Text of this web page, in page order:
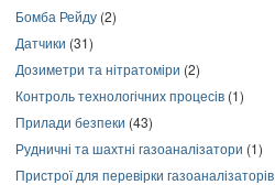
Бомба Рейду (2)
Датчики (31)
Дозиметри та нітратоміри (2)
Контроль технологічних процесів (1)
Прилади безпеки (43)
Рудничні та шахтні газоаналізатори (1)
Пристрої для перевірки газоаналізаторів